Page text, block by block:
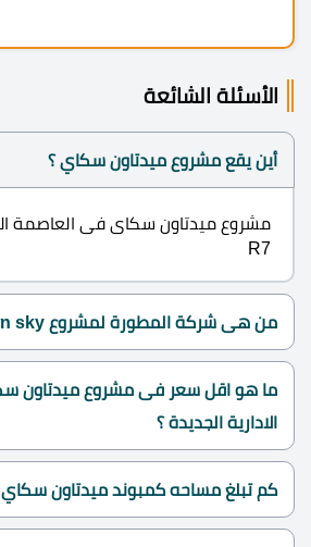
الأسئلة الشائعة
أين يقع مشروع ميدتاون سكاي ؟
مشروع ميدتاون سكاى فى العاصمة
R7
من هى شركة المطورة لمشروع midtown sky ؟
ما هو اقل سعر فى مشروع ميدتاون
الادارية الجديدة ؟
كم تبلغ مساحه كمبوند ميدتاون